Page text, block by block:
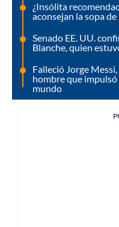
¿Insólita
aconsejan la sopa
Senado EE. UU.
Blanche, quien
Falleció Jorge
hombre que
mundo